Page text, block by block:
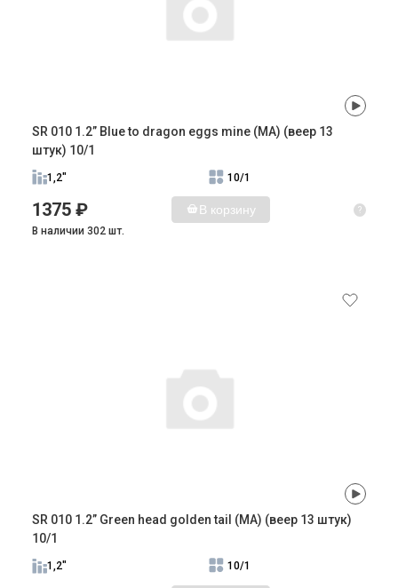
SR 010 1.2” Blue to dragon eggs mine (MA) (веер 13
штук) 10/1
1,2" 10/1
1375 ₽ В корзину ?
В наличии 302 шт.
SR 010 1.2” Green head golden tail (MA) (веер 13 штук)
10/1
1,2" 10/1